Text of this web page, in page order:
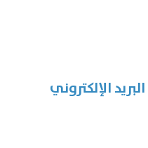
البريد الإلكتروني